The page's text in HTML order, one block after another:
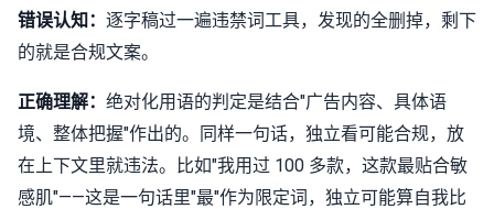
错误认知： 逐字稿过一遍违禁词工具，发现的全删掉，剩下
的就是合规文案。
正确理解： 绝对化用语的判定是结合"广告内容、具体语
境、整体把握"作出的。同样一句话，独立看可能合规，放
在上下文里就违法。比如"我用过 100 多款，这款最贴合敏
感肌"——这是一句话里"最"作为限定词，独立可能算自我比